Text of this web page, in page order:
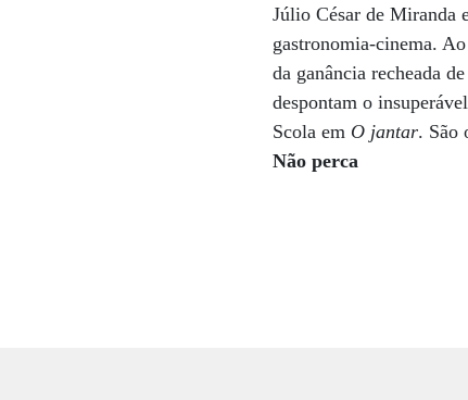
Júlio César de Miranda
gastronomia-cinema.
da ganância recheada
despontam o
Scola em O jantar. São
Não perca